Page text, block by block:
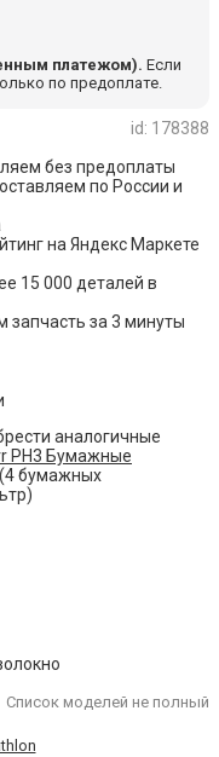
платежом). Если
по предоплате.
id: 178388
без предоплаты
по России и
на Яндекс Маркете
15 000 деталей в
запчасть за 3 минуты
аналогичные
PH3 Бумажные
(4 бумажных
Список моделей не полный